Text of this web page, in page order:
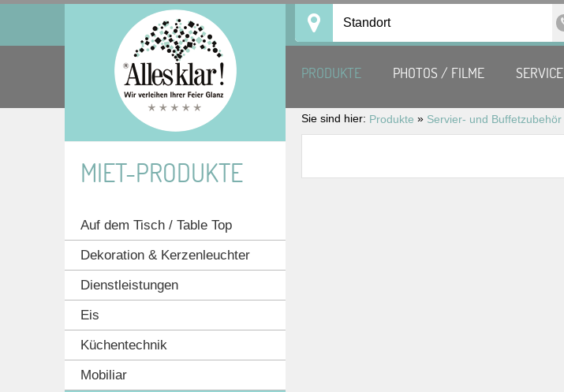
Standort
PRODUKTE PHOTOS / FILME SERVICE
Sie sind hier: Produkte » Servier- und Buffetzubehör
MIET-PRODUKTE
Auf dem Tisch / Table Top
Dekoration & Kerzenleuchter
Dienstleistungen
Eis
Küchentechnik
Mobiliar